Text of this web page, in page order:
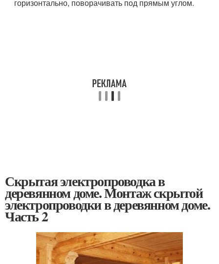
горизонтально, поворачивать под прямым углом.
Скрытая электропроводка в
деревянном доме. Монтаж скрытой
электропроводки в деревянном доме.
Часть 2